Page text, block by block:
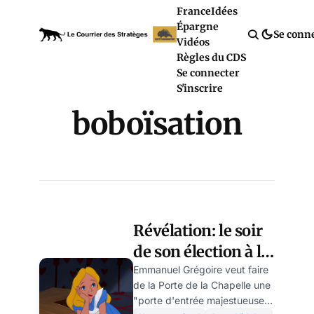
FranceIdées
Épargne
Vidéos
Règles du CDS
Se connecter
S'inscrire
Se
boboïsation
Révélation: le soir
de son élection à la
présidence de la
République, Anne
Emmanuel Grégoire veut faire
de la Porte de la Chapelle une
"porte d'entrée majestueuse"